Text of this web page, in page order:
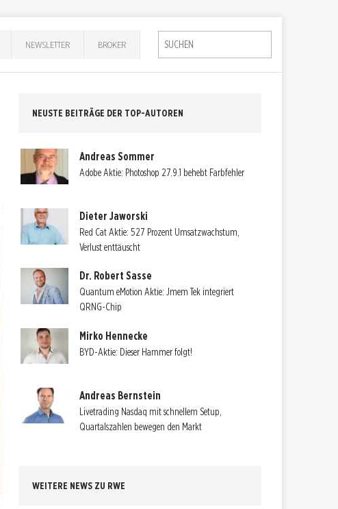
NEWSLETTER BROKER
NEUSTE BEITRÄGE DER TOP-AUTOREN
Andreas Sommer
Adobe Aktie: Photoshop 27.9.1 behebt Farbfehler
Dieter Jaworski
Red Cat Aktie: 527 Prozent Umsatzwachstum,
Verlust enttäuscht
Dr. Robert Sasse
Quantum eMotion Aktie: Jmem Tek integriert
QRNG-Chip
Mirko Hennecke
BYD-Aktie: Dieser Hammer folgt!
Andreas Bernstein
Livetrading Nasdaq mit schnellem Setup,
Quartalszahlen bewegen den Markt
WEITERE NEWS ZU RWE